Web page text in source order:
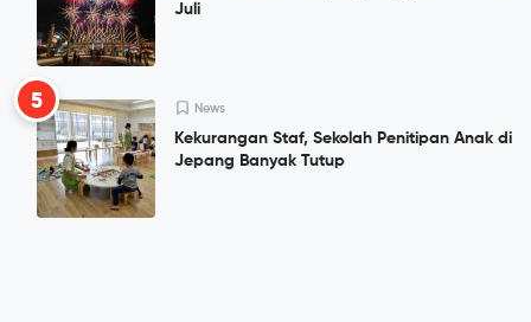
Juli
5 News
Kekurangan Staf, Sekolah Penitipan Anak di
Jepang Banyak Tutup